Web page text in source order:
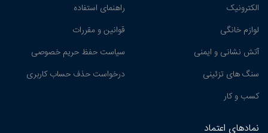
الکترونیک
لوازم خانگی
آتش نشانی و ایمنی
سنگ های تزئینی
کسب و کار
راهنمای استفاده
قوانین و مقررات
سیاست حفظ حریم خصوصی
درخواست حذف حساب کاربری
نمادهای اعتماد